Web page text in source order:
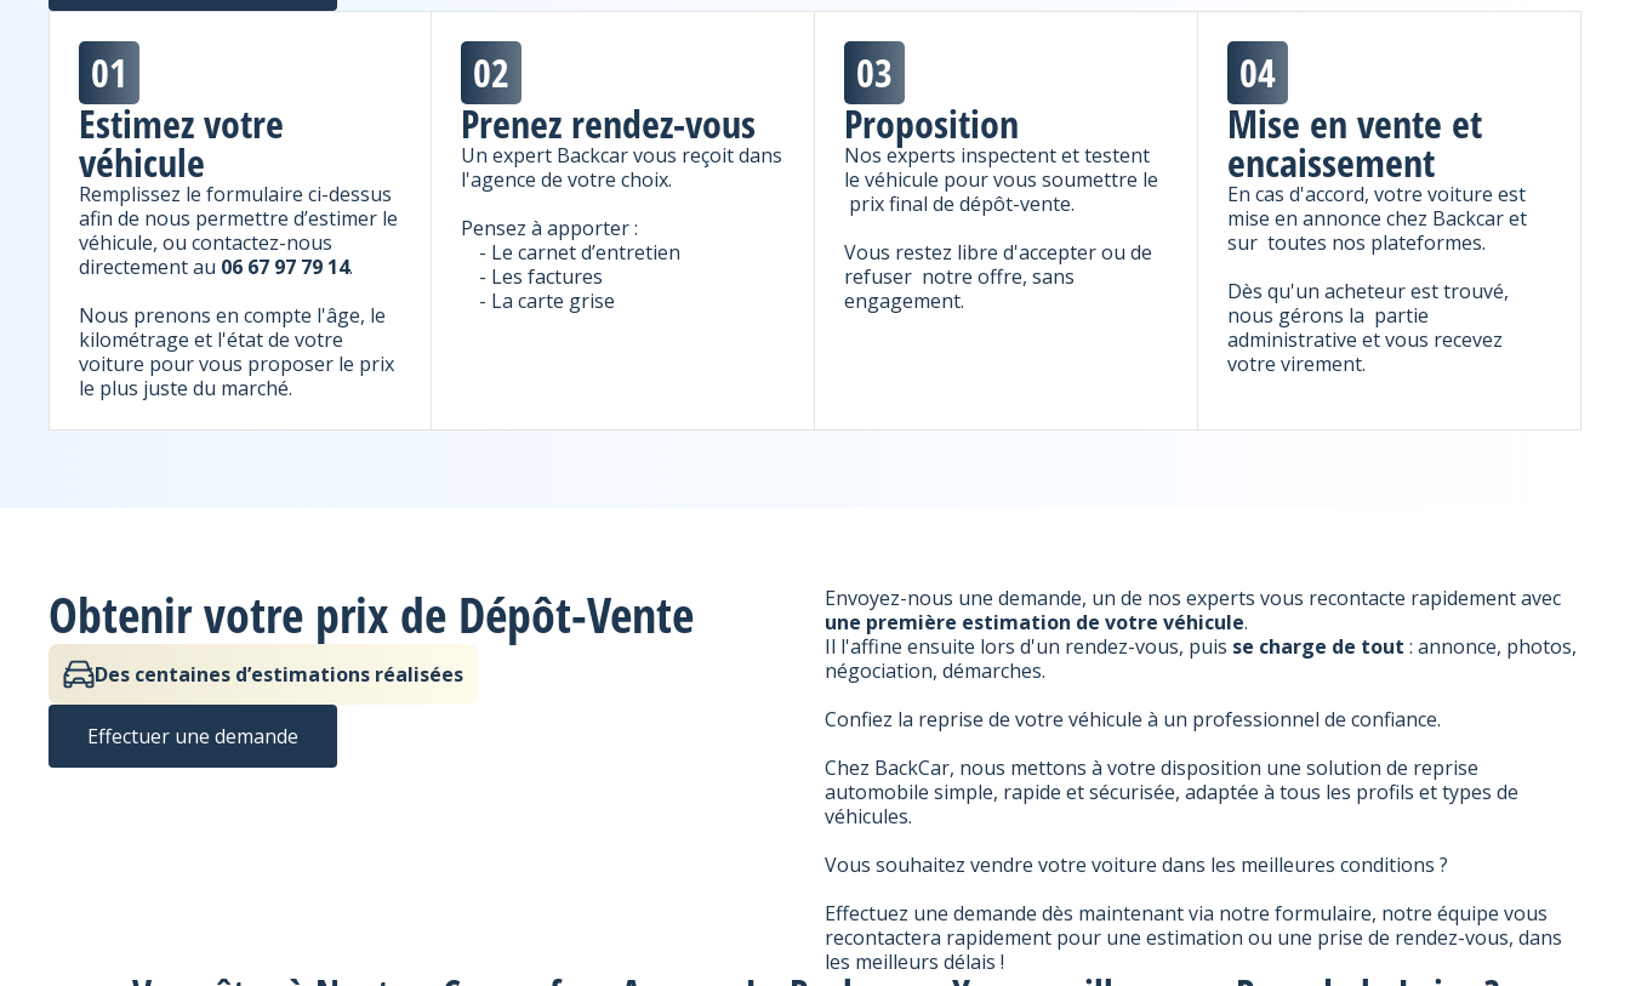
01
Estimez votre
véhicule
Remplissez le formulaire ci-dessus
afin de nous permettre d’estimer le
véhicule, ou contactez-nous
directement au 06 67 97 79 14.
Nous prenons en compte l'âge, le
kilométrage et l'état de votre
voiture pour vous proposer le prix
le plus juste du marché.
02
Prenez rendez-vous
Un expert Backcar vous reçoit dans
l'agence de votre choix.
Pensez à apporter :
- Le carnet d’entretien
- Les factures
- La carte grise
03
Proposition
Nos experts inspectent et testent
le véhicule pour vous soumettre le
prix final de dépôt-vente.
Vous restez libre d'accepter ou de
refuser notre offre, sans
engagement.
04
Mise en vente et
encaissement
En cas d'accord, votre voiture est
mise en annonce chez Backcar et
sur toutes nos plateformes.
Dès qu'un acheteur est trouvé,
nous gérons la partie
administrative et vous recevez
votre virement.
Obtenir votre prix de Dépôt-Vente
Des centaines d’estimations réalisées
Effectuer une demande
Envoyez-nous une demande, un de nos experts vous recontacte rapidement avec
une première estimation de votre véhicule.
Il l'affine ensuite lors d'un rendez-vous, puis se charge de tout : annonce, photos,
négociation, démarches.
Confiez la reprise de votre véhicule à un professionnel de confiance.
Chez BackCar, nous mettons à votre disposition une solution de reprise
automobile simple, rapide et sécurisée, adaptée à tous les profils et types de
véhicules.
Vous souhaitez vendre votre voiture dans les meilleures conditions ?
Effectuez une demande dès maintenant via notre formulaire, notre équipe vous
recontactera rapidement pour une estimation ou une prise de rendez-vous, dans
les meilleurs délais !